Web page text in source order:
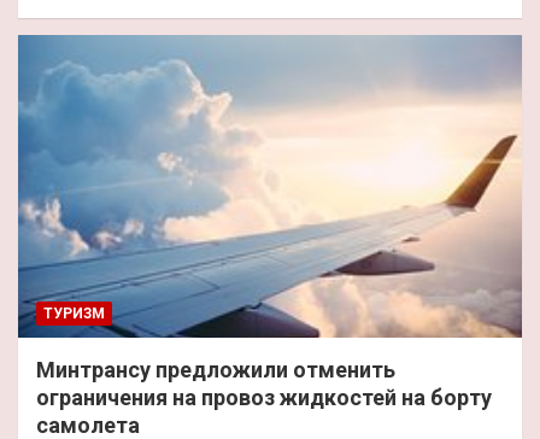
ТУРИЗМ
Минтрансу предложили отменить
ограничения на провоз жидкостей на борту
самолета